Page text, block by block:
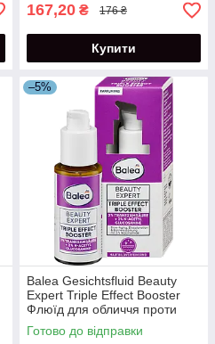
167,20 ₴ 176 ₴
Купити
–5%
Balea Gesichtsfluid Beauty
Expert Triple Effect Booster
Флюїд для обличчя проти
старіння шкіри 30 мл
Готово до відправки